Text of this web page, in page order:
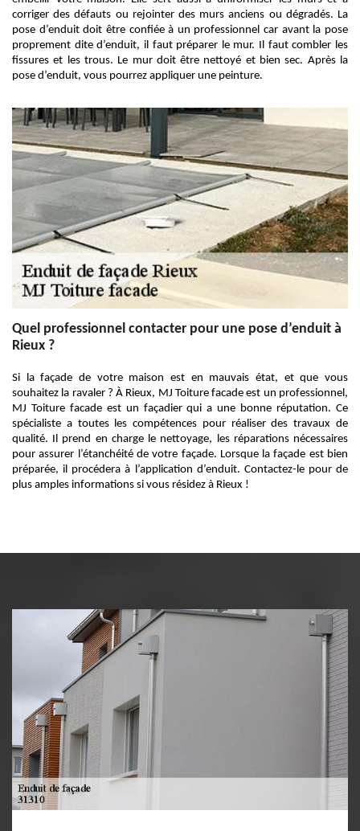
corriger des défauts ou rejointer des murs anciens ou dégradés. La
pose d’enduit doit être confiée à un professionnel car avant la pose
proprement dite d’enduit, il faut préparer le mur. Il faut combler les
fissures et les trous. Le mur doit être nettoyé et bien sec. Après la
pose d’enduit, vous pourrez appliquer une peinture.
Quel professionnel contacter pour une pose d’enduit à
Rieux ?
Si la façade de votre maison est en mauvais état, et que vous
souhaitez la ravaler ? À Rieux, MJ Toiture facade est un professionnel,
MJ Toiture facade est un façadier qui a une bonne réputation. Ce
spécialiste a toutes les compétences pour réaliser des travaux de
qualité. Il prend en charge le nettoyage, les réparations nécessaires
pour assurer l’étanchéité de votre façade. Lorsque la façade est bien
préparée, il procédera à l’application d’enduit. Contactez-le pour de
plus amples informations si vous résidez à Rieux !